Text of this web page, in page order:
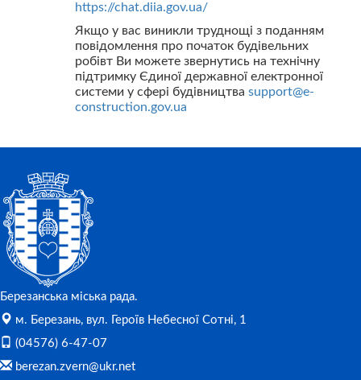
https://chat.diia.gov.ua/
Якщо у вас виникли труднощі з поданням
повідомлення про початок будівельних
робівт Ви можете звернутись на технічну
підтримку Єдиної державної електронної
системи у сфері будівництва support@e-
construction.gov.ua
Березанська міська рада.
м. Березань, вул. Героїв Небесної Сотні, 1
(04576) 6-47-07
berezan.zvern@ukr.net